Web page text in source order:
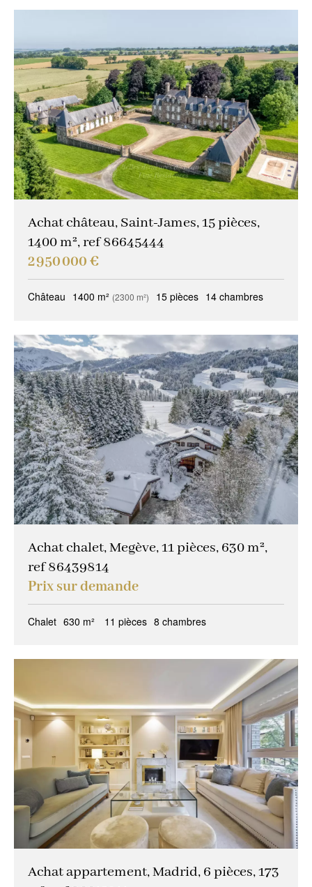
Achat château, Saint-James, 15 pièces,
1400 m², ref 86645444
2 950 000 €
Château 1400 m² (2300 m²) 15 pièces 14 chambres
Achat chalet, Megève, 11 pièces, 630 m²,
ref 86439814
Prix sur demande
Chalet 630 m² 11 pièces 8 chambres
Achat appartement, Madrid, 6 pièces, 173